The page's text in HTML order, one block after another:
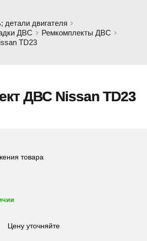
детали двигателя
ДВС
Ремкомплекты ДВС
TD23
ДВС Nissan TD23
Цену уточняйте